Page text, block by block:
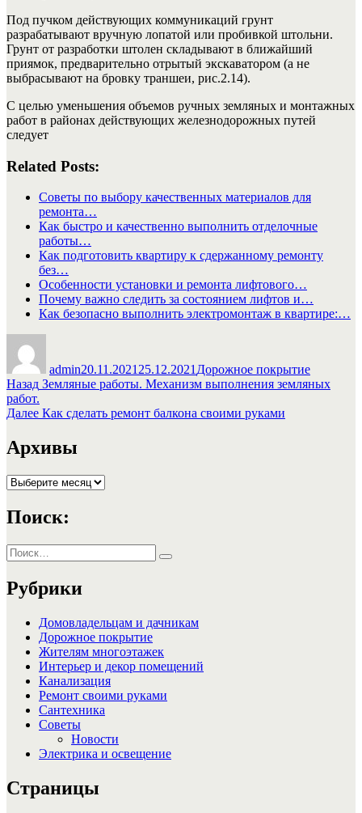
Под пучком действующих коммуникаций грунт
разрабатывают вручную лопатой или пробивкой штольни.
Грунт от разработки штолен складывают в ближайший
приямок, предварительно отрытый экскаватором (а не
выбрасывают на бровку траншеи, рис.2.14).
С целью уменьшения объемов ручных земляных и монтажных
работ в районах действующих железнодорожных путей
следует
Related Posts:
Советы по выбору качественных материалов для
ремонта…
Как быстро и качественно выполнить отделочные
работы…
Как подготовить квартиру к сдержанному ремонту
без…
Особенности установки и ремонта лифтового…
Почему важно следить за состоянием лифтов и…
Как безопасно выполнить электромонтаж в квартире:…
admin20.11.2021 25.12.2021 Дорожное покрытие
Навигация
по
Назад Предыдущая
Земляные работы. Механизм выполнения земляных
работ.
Далее Следующая
Как сделать ремонт балкона своими руками
Архивы
Архивы
Поиск:
Искать:
Поиск
Рубрики
Домовладельцам и дачникам
Дорожное покрытие
Жителям многоэтажек
Интерьер и декор помещений
Канализация
Ремонт своими руками
Сантехника
Советы
Новости
Электрика и освещение
Страницы